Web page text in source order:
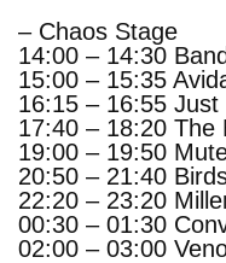
– Chaos Stage
14:00 – 14:30
15:00 – 15:35
16:15 – 16:55 Just
17:40 – 18:20 The
19:00 – 19:50
20:50 – 21:40
22:20 – 23:20
00:30 – 01:30
02:00 – 03:00